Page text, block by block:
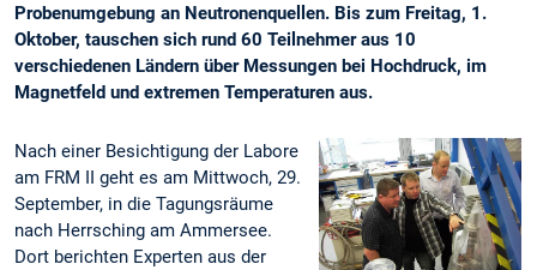
Probenumgebung an Neutronenquellen. Bis zum Freitag, 1.
Oktober, tauschen sich rund 60 Teilnehmer aus 10
verschiedenen Ländern über Messungen bei Hochdruck, im
Magnetfeld und extremen Temperaturen aus.
Nach einer Besichtigung der Labore
am FRM II geht es am Mittwoch, 29.
September, in die Tagungsräume
nach Herrsching am Ammersee.
Dort berichten Experten aus der